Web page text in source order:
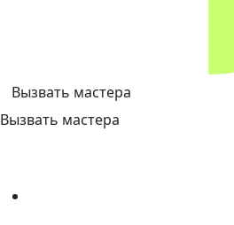
Вызвать мастера
Вызвать мастера